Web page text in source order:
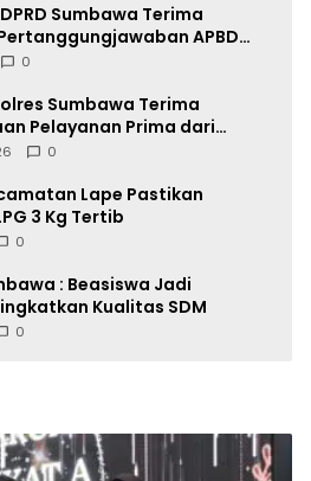
Sumbawa Terima
APBD
SILPA Rp201,68 Miliar dan
0
Sumbawa Terima
Pelayanan Prima dari
0
Lape Pastikan
3 Kg Tertib
0
: Beasiswa Jadi
Kualitas SDM
0